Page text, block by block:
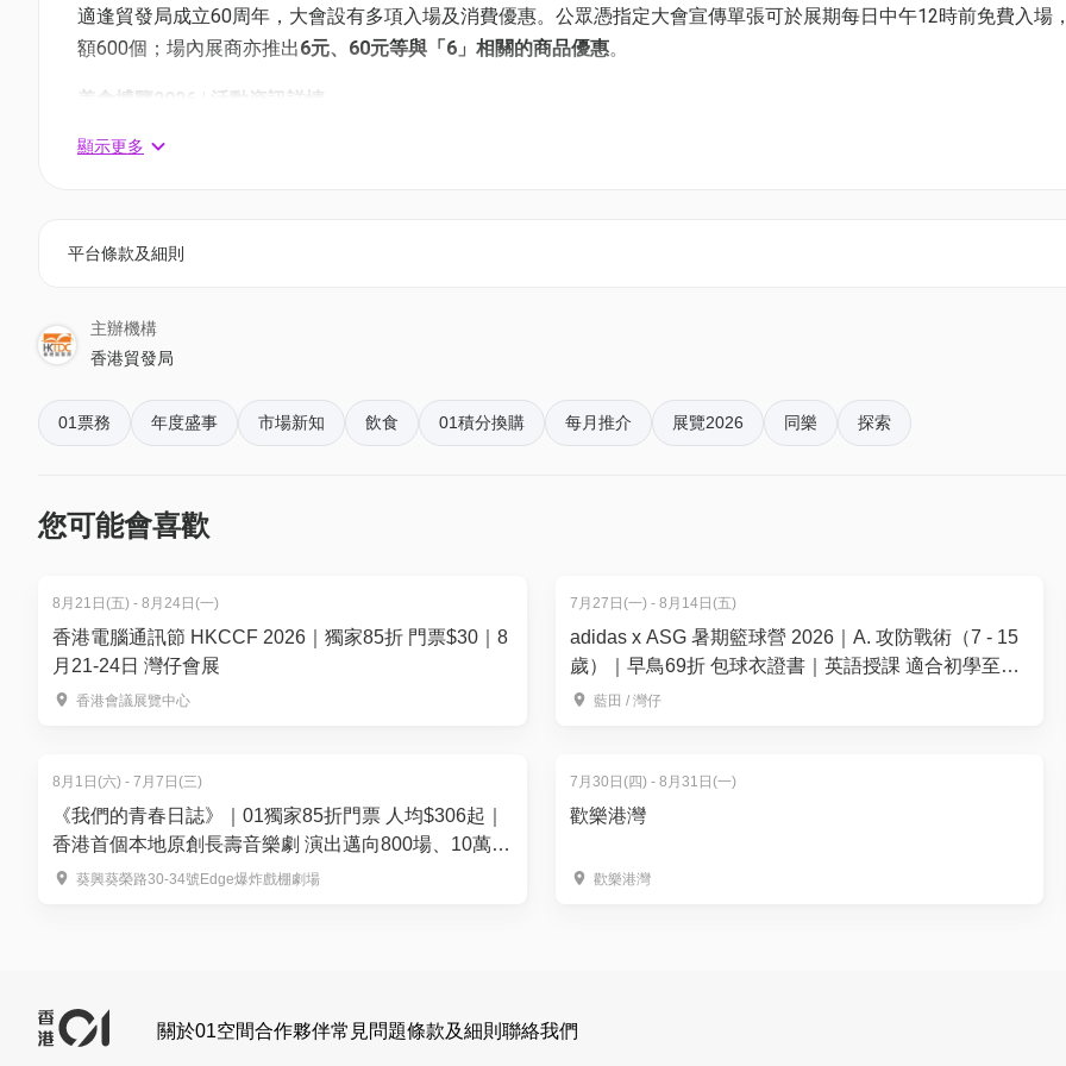
適逢貿發局成立60周年，大會設有多項入場及消費優惠。公眾憑指定大會宣傳單張可於展期每日中午12時前免費入場
額600個；場內展商亦推出6元、60元等與「6」相關的商品優惠。
美食博覽2026 | 活動資訊詳情
美食博覽公眾館及尊貴美食區、美與健生活博覽、家電‧家居‧博覽2026
地點： 香港會議展覽中心
時間：8月13日至16日: 上午10時至下午10時，8月17日: 上午10時至下午6時
香港國際茶展
日期： 2026年8月13日 (星期四) - 2026年8月15日 (星期六)
時間： 8月13日至14日: 上午10時至下午6時，8月15日: 上午10時至下午5時
(1) 早鳥9折優惠
售賣日期：30/7/2026 - 12/8/2026
【全館通行套票】美食博覽公眾館+尊貴美食區+同期展覽
(2) 標準門票價錢
售賣日期：13/8/2026 - 17/8/2026
美食博覽 (公眾館) 指定日子門票：$30
美食博覽 (公眾館＋尊貴美食區) 套票：$40
*推廣期內每位用戶最多可使用優惠兩次。
回贈顯示版面 (只供參考)：
顯示更多
平台條款及細則
主辦機構
香港貿發局
01票務 年度盛事 市場新知 飲食 01積分換購 每月推介 展覽2026 同樂 探索
您可能會喜歡
8月21日(五) - 8月24日(一)
香港電腦通訊節 HKCCF 2026｜獨家85折 門票$30｜8
月21-24日 灣仔會展
香港會議展覽中心
7月27日(一) - 8月14日(五)
adidas x ASG 暑期籃球營 2026｜A. 攻防戰術（7 - 15
歲）｜早鳥69折 包球衣證書｜英語授課 適合初學至6
個月籃球經驗的學員｜藍⽥、灣仔【用推廣碼減高達
藍田 / 灣仔
8月1日(六) - 7月7日(三)
《我們的青春日誌》｜01獨家85折門票 人均$306起｜
香港首個本地原創長壽音樂劇 演出邁向800場、10萬觀
眾入場｜爆炸戲棚劇場
葵興葵榮路30-34號Edge爆炸戲棚劇場
7月30日(四) - 8月31日(一)
歡樂港灣
歡樂港灣
關於01空間合作夥伴常見問題條款及細則 聯絡我們